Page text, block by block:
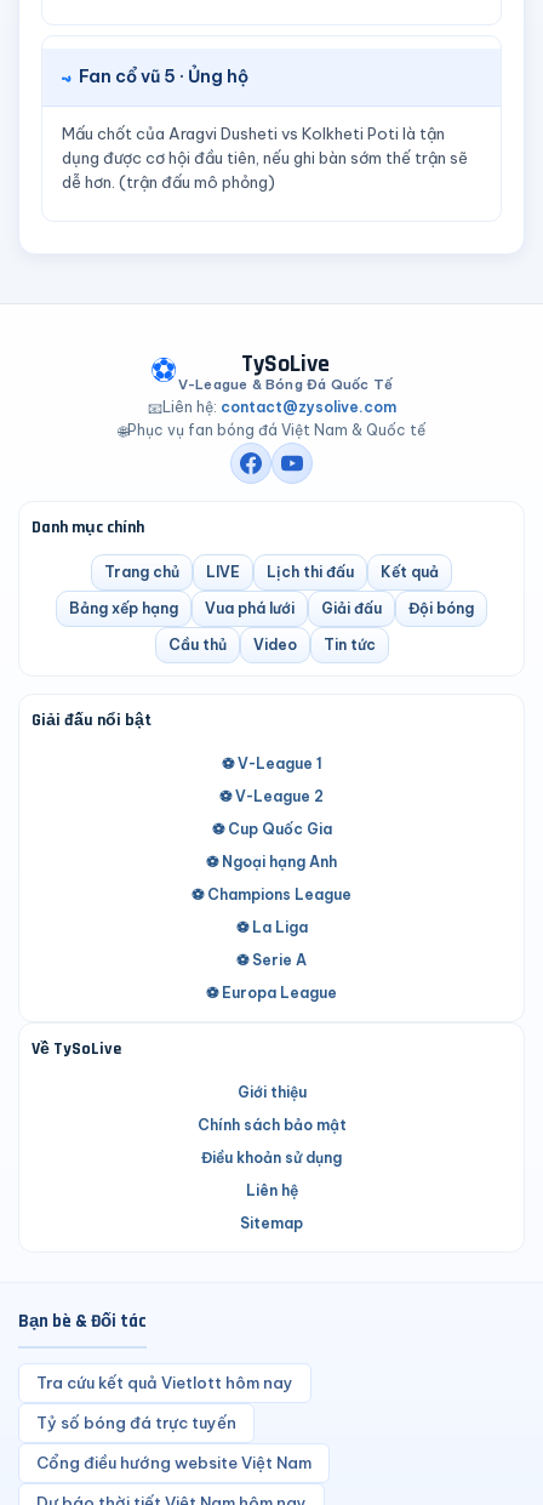
Fan cổ vũ 5 · Ủng hộ
Mấu chốt của Aragvi Dusheti vs Kolkheti Poti là tận
dụng được cơ hội đầu tiên, nếu ghi bàn sớm thế trận sẽ
dễ hơn. (trận đấu mô phỏng)
⚽ TySoLive
V-League & Bóng Đá Quốc Tế
📧Liên hệ: contact@zysolive.com
🌐Phục vụ fan bóng đá Việt Nam & Quốc tế
Danh mục chính
Trang chủ LIVE Lịch thi đấu
Kết quả
Bảng xếp hạng
Vua phá lưới Giải đấu
Đội bóng
Cầu thủ
Video Tin tức
Giải đấu nổi bật
⚽ V-League 1
⚽ V-League 2
⚽ Cup Quốc Gia
⚽ Ngoại hạng Anh
⚽ Champions League
⚽ La Liga
⚽ Serie A
⚽ Europa League
Về TySoLive
Giới thiệu
Chính sách bảo mật
Điều khoản sử dụng
Liên hệ
Sitemap
Bạn bè & Đối tác
Tra cứu kết quả Vietlott hôm nay
Tỷ số bóng đá trực tuyến
Cổng điều hướng website Việt Nam